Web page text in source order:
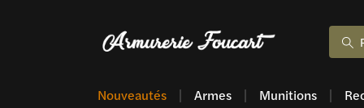
Nouveautés Armes Munitions